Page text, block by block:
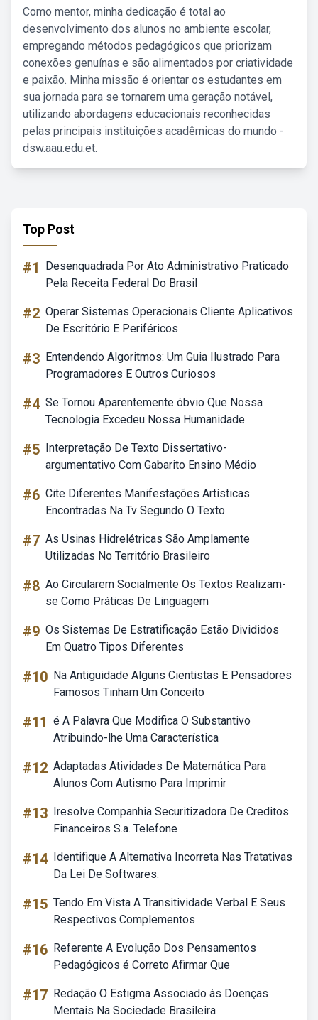
Como mentor, minha dedicação é total ao
desenvolvimento dos alunos no ambiente escolar,
empregando métodos pedagógicos que priorizam
conexões genuínas e são alimentados por criatividade
e paixão. Minha missão é orientar os estudantes em
sua jornada para se tornarem uma geração notável,
utilizando abordagens educacionais reconhecidas
pelas principais instituições acadêmicas do mundo -
dsw.aau.edu.et.
Top Post
#1
Desenquadrada Por Ato Administrativo Praticado
Pela Receita Federal Do Brasil
#2 Operar Sistemas Operacionais Cliente Aplicativos
De Escritório E Periféricos
#3 Entendendo Algoritmos: Um Guia Ilustrado Para
Programadores E Outros Curiosos
#4 Se Tornou Aparentemente óbvio Que Nossa
Tecnologia Excedeu Nossa Humanidade
#5 Interpretação De Texto Dissertativo-
argumentativo Com Gabarito Ensino Médio
#6 Cite Diferentes Manifestações Artísticas
Encontradas Na Tv Segundo O Texto
#7 As Usinas Hidrelétricas São Amplamente
Utilizadas No Território Brasileiro
#8 Ao Circularem Socialmente Os Textos Realizam-
se Como Práticas De Linguagem
#9 Os Sistemas De Estratificação Estão Divididos
Em Quatro Tipos Diferentes
#10 Na Antiguidade Alguns Cientistas E Pensadores
Famosos Tinham Um Conceito
#11 é A Palavra Que Modifica O Substantivo
Atribuindo-lhe Uma Característica
#12 Adaptadas Atividades De Matemática Para
Alunos Com Autismo Para Imprimir
#13 Iresolve Companhia Securitizadora De Creditos
Financeiros S.a. Telefone
#14 Identifique A Alternativa Incorreta Nas Tratativas
Da Lei De Softwares.
#15 Tendo Em Vista A Transitividade Verbal E Seus
Respectivos Complementos
#16 Referente A Evolução Dos Pensamentos
Pedagógicos é Correto Afirmar Que
#17 Redação O Estigma Associado às Doenças
Mentais Na Sociedade Brasileira